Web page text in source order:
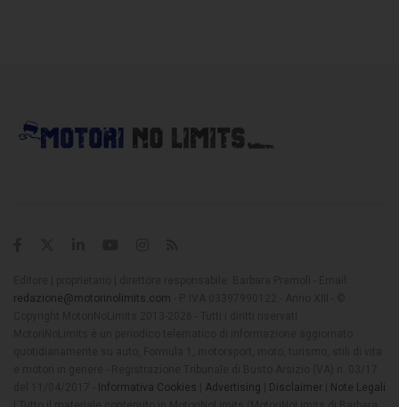
redazione@motorinolimits.com
Informativa Cookies Advertising Disclaimer
Note Legali